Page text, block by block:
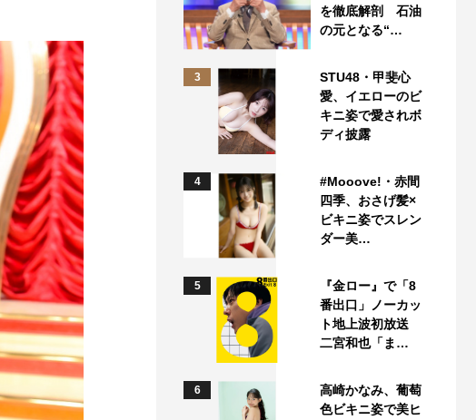
を徹底解剖 石油
の元となる“…
3
STU48・甲斐心
愛、イエローのビ
キニ姿で愛されボ
ディ披露
4
#Mooove!・赤間
四季、おさげ髪×
ビキニ姿でスレン
ダー美…
5
『金ロー』で「8
番出口」ノーカッ
ト地上波初放送
二宮和也「ま…
6
高崎かなみ、葡萄
色ビキニ姿で美ヒ